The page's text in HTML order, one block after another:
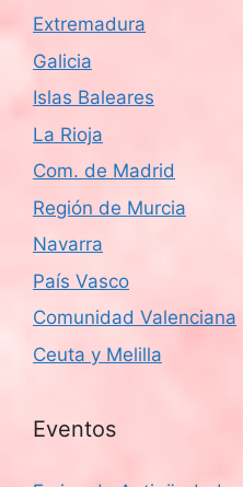
Extremadura
Galicia
Islas Baleares
La Rioja
Com. de Madrid
Región de Murcia
Navarra
País Vasco
Comunidad Valenciana
Ceuta y Melilla
Eventos